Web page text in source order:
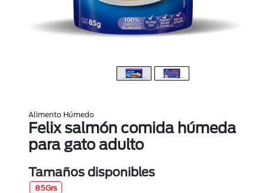
Alimento Húmedo
Felix salmón comida húmeda
para gato adulto
Tamaños disponibles
85Grs